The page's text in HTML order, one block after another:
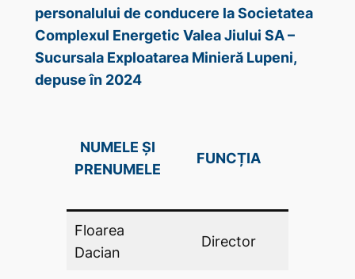
personalului de conducere la Societatea
Complexul Energetic Valea Jiului SA –
Sucursala Exploatarea Minieră Lupeni,
depuse în 2024
NUMELE ȘI
PRENUMELE
FUNCȚIA
Floarea
Dacian
Director